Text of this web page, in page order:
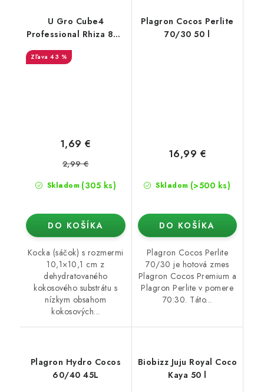
U Gro Cube4
Professional Rhiza 800
43 %
Skladom (305 ks)
1,69 €
2,99 €
DO KOŠÍKA
Kocka (sáčok) s rozmermi
10,1×10,1 cm z
dehydratovaného
kokosového substrátu s
nízkym obsahom
kokosových...
Plagron Cocos Perlite
70/30 50 l
Skladom (>500 ks)
16,99 €
DO KOŠÍKA
Plagron Cocos Perlite
70/30 je hotová zmes
Plagron Cocos Premium a
Plagron Perlite v pomere
70:30. Táto...
Plagron Hydro Cocos
60/40 45L
Biobizz Juju Royal Coco
Kaya 50 l